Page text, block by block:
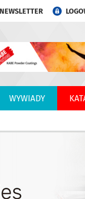
NEWSLETTER
WYWIADY